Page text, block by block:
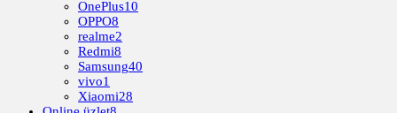
OnePlus10
OPPO8
realme2
Redmi8
Samsung40
vivo1
Xiaomi28